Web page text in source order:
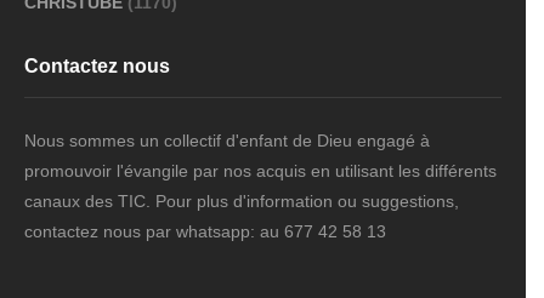
Contactez nous
Nous sommes un collectif d'enfant de Dieu engagé à
promouvoir l'évangile par nos acquis en utilisant les différents
canaux des TIC. Pour plus d'information ou suggestions,
contactez nous par whatsapp: au 677 42 58 13